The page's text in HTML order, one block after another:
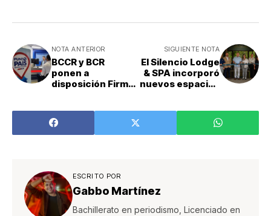
NOTA ANTERIOR
BCCR y BCR
ponen a
disposición Firma
SIGUIENTE NOTA
El Silencio Lodge
& SPA incorporó
nuevos espacios
experiencia de
turismo
regenerativo y de
ESCRITO POR
Gabbo Martínez
Bachillerato en periodismo, Licenciado en